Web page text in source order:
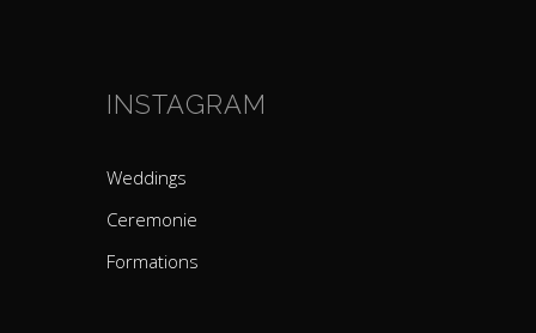
INSTAGRAM
Weddings
Ceremonie
Formations